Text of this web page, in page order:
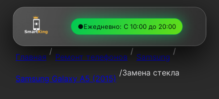
●Ежедневно: С 10:00 до 20:00
Главная
/
Ремонт телефонов
/
Samsung
/
Samsung Galaxy A5 (2015)
/Замена стекла